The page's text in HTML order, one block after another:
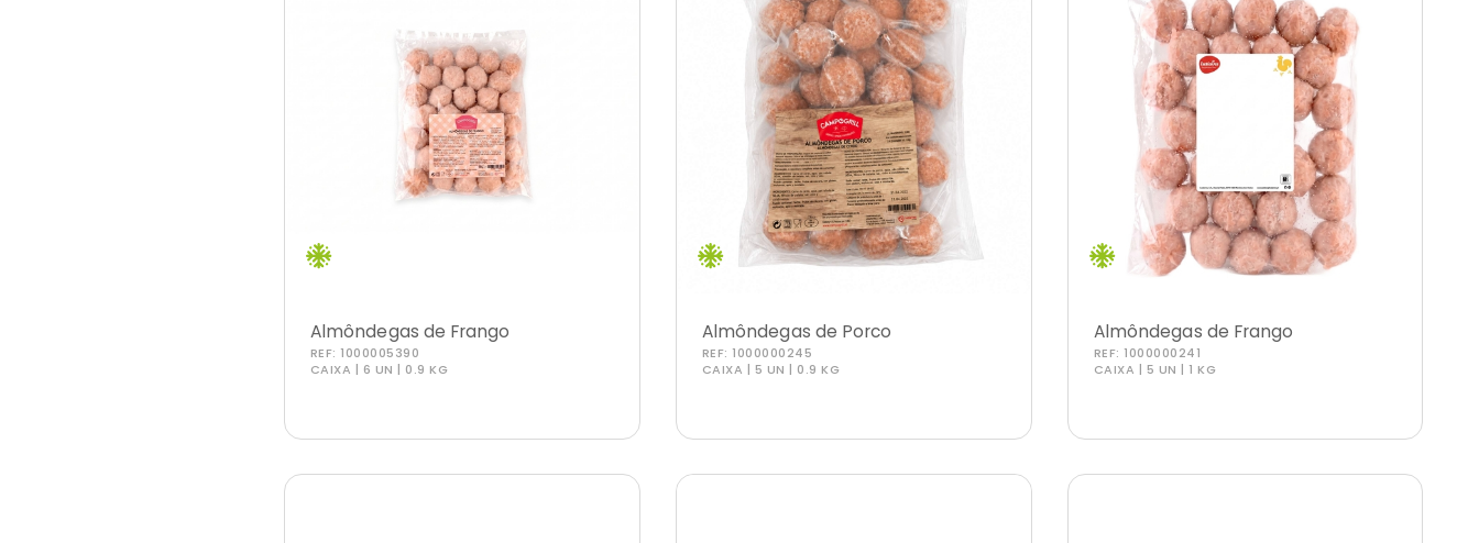
Almôndegas de Frango
REF:1000005390
CAIXA | 6 UN | 0.9 KG
Almôndegas de Porco
REF:1000000245
CAIXA | 5 UN | 0.9 KG
Almôndegas de Frango
REF:1000000241
CAIXA | 5 UN | 1 KG